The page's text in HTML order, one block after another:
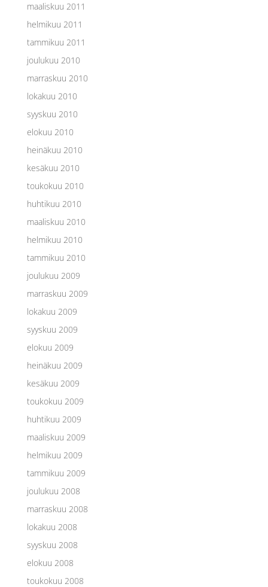
maaliskuu 2011
helmikuu 2011
tammikuu 2011
joulukuu 2010
marraskuu 2010
lokakuu 2010
syyskuu 2010
elokuu 2010
heinäkuu 2010
kesäkuu 2010
toukokuu 2010
huhtikuu 2010
maaliskuu 2010
helmikuu 2010
tammikuu 2010
joulukuu 2009
marraskuu 2009
lokakuu 2009
syyskuu 2009
elokuu 2009
heinäkuu 2009
kesäkuu 2009
toukokuu 2009
huhtikuu 2009
maaliskuu 2009
helmikuu 2009
tammikuu 2009
joulukuu 2008
marraskuu 2008
lokakuu 2008
syyskuu 2008
elokuu 2008
toukokuu 2008